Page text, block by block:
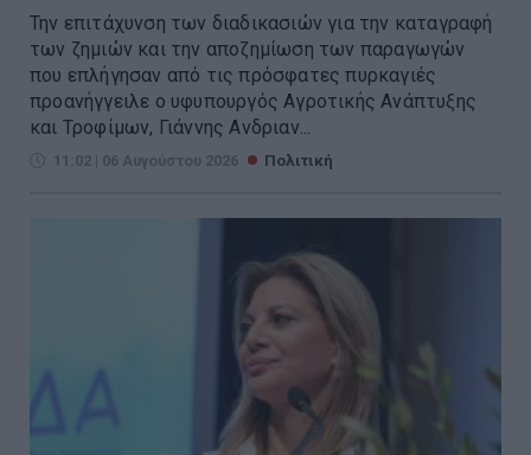
Την επιτάχυνση των διαδικασιών για την καταγραφή
των ζημιών και την αποζημίωση των παραγωγών
που επλήγησαν από τις πρόσφατες πυρκαγιές
προανήγγειλε ο υφυπουργός Αγροτικής Ανάπτυξης
και Τροφίμων, Γιάννης Ανδριαν...
11:02 | 06 Αυγούστου 2026 Πολιτική